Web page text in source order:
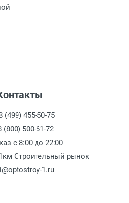
8 (499) 455-50-75
(800) 500-61-72
с 8:00 до 22:00
Строительный рынок
i@optostroy-1.ru